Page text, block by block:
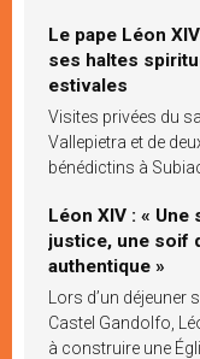
Le pape Léon
ses haltes
estivales
Visites privées du
Vallepietra et de
bénédictins à
Léon XIV : « Une
justice, une soif
authentique »
Lors d’un déjeuner
Castel Gandolfo,
à construire une